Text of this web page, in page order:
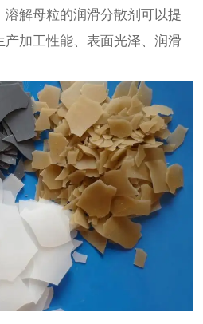
解母粒的润滑分散剂可以提
产加工性能、表面光泽、润滑